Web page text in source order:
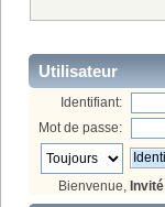
Utilisateur
Identifiant:
Mot de passe:
Bienvenue, Invité